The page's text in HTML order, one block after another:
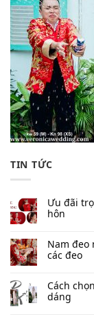
TIN TỨC
Ưu đãi
hôn
Nam đeo
các đeo
Cách
dáng